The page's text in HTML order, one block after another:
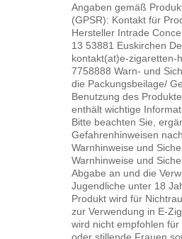
Angaben gemäß
(GPSR): Kontakt für
Hersteller Intrade
13 53881 Euskirchen
kontakt(at)e-zigaretten-
7758888 Warn- und
die Packungsbeilage/
Benutzung des
enthält wichtige
Bitte beachten Sie,
Gefahrenhinweisen
Warnhinweise und
Warnhinweise und
Abgabe an und die
Jugendliche unter 18
Produkt wird für
zur Verwendung in E-
wird nicht empfohlen